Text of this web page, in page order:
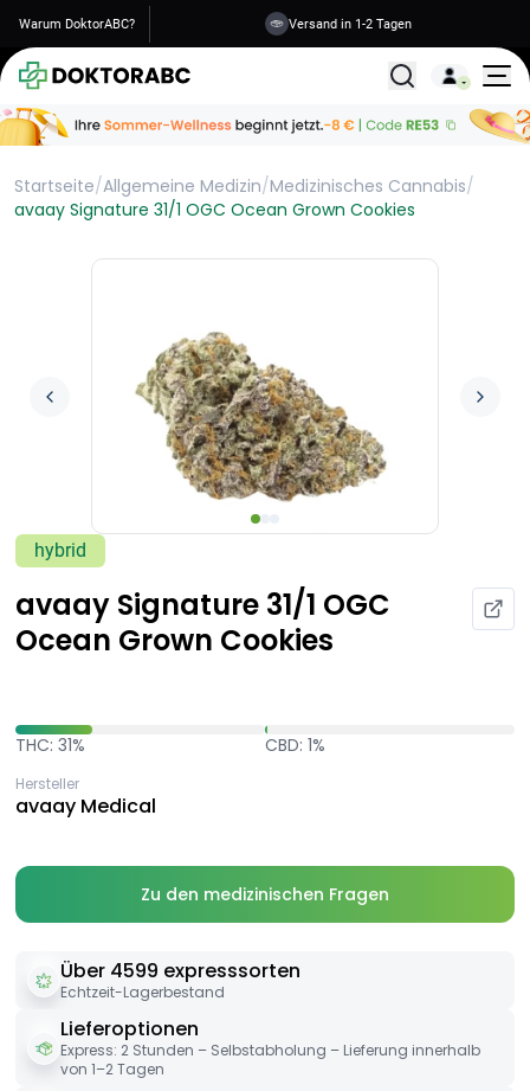
Warum DoktorABC? Versand in 1-2 Tagen
Alle
Startseite/Allgemeine Medizin/Medizinisches Cannabis/
avaay Signature 31/1 OGC Ocean Grown Cookies
hybrid
avaay Signature 31/1 OGC
Ocean Grown Cookies
THC: 31% CBD: 1%
Hersteller
avaay Medical
Zu den medizinischen Fragen
Über 4599 expresssorten
Echtzeit-Lagerbestand
Lieferoptionen
Express: 2 Stunden – Selbstabholung – Lieferung innerhalb
von 1–2 Tagen